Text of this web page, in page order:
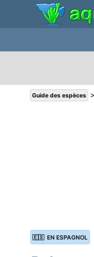
Guide des espèces >
🇪🇸 EN ESPAGNOL